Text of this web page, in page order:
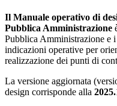
Il Manuale operativo di
Pubblica Amministrazione
Pubblica Amministrazione e
indicazioni operative per
realizzazione dei punti di
La versione aggiornata
design corrisponde alla